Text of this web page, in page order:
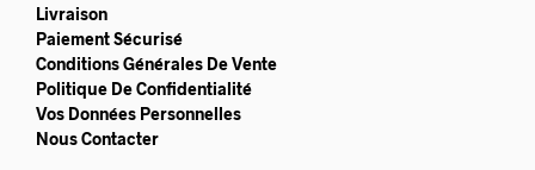
Livraison
Paiement Sécurisé
Conditions Générales De Vente
Politique De Confidentialité
Vos Données Personnelles
Nous Contacter